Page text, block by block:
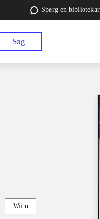
Spørg en bibliotekar
Søg
Wii u